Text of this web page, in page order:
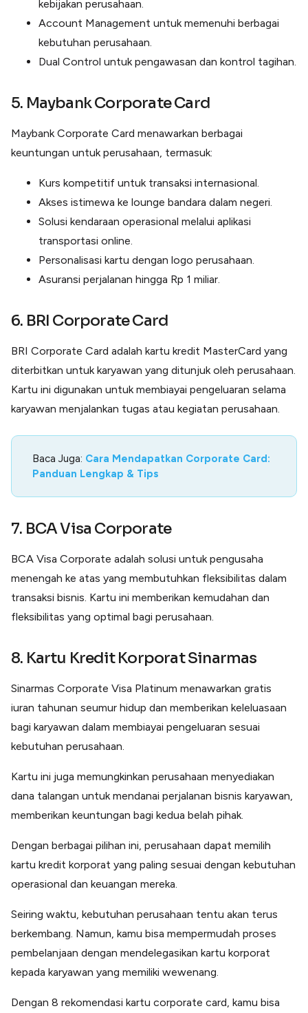
kebijakan perusahaan.
Account Management untuk memenuhi berbagai
kebutuhan perusahaan.
Dual Control untuk pengawasan dan kontrol tagihan.
5. Maybank Corporate Card
Maybank Corporate Card menawarkan berbagai
keuntungan untuk perusahaan, termasuk:
Kurs kompetitif untuk transaksi internasional.
Akses istimewa ke lounge bandara dalam negeri.
Solusi kendaraan operasional melalui aplikasi
transportasi online.
Personalisasi kartu dengan logo perusahaan.
Asuransi perjalanan hingga Rp 1 miliar.
6. BRI Corporate Card
BRI Corporate Card adalah kartu kredit MasterCard yang
diterbitkan untuk karyawan yang ditunjuk oleh perusahaan.
Kartu ini digunakan untuk membiayai pengeluaran selama
karyawan menjalankan tugas atau kegiatan perusahaan.
Baca Juga: Cara Mendapatkan Corporate Card:
Panduan Lengkap & Tips
7. BCA Visa Corporate
BCA Visa Corporate adalah solusi untuk pengusaha
menengah ke atas yang membutuhkan fleksibilitas dalam
transaksi bisnis. Kartu ini memberikan kemudahan dan
fleksibilitas yang optimal bagi perusahaan.
8. Kartu Kredit Korporat Sinarmas
Sinarmas Corporate Visa Platinum menawarkan gratis
iuran tahunan seumur hidup dan memberikan keleluasaan
bagi karyawan dalam membiayai pengeluaran sesuai
kebutuhan perusahaan.
Kartu ini juga memungkinkan perusahaan menyediakan
dana talangan untuk mendanai perjalanan bisnis karyawan,
memberikan keuntungan bagi kedua belah pihak.
Dengan berbagai pilihan ini, perusahaan dapat memilih
kartu kredit korporat yang paling sesuai dengan kebutuhan
operasional dan keuangan mereka.
Seiring waktu, kebutuhan perusahaan tentu akan terus
berkembang. Namun, kamu bisa mempermudah proses
pembelanjaan dengan mendelegasikan kartu korporat
kepada karyawan yang memiliki wewenang.
Dengan 8 rekomendasi kartu corporate card, kamu bisa